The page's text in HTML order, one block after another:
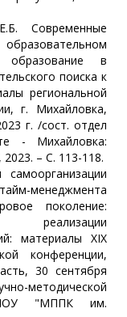
Современные
в
поиска к
региональной
г. Михайловка,
г. /сост. отдел
- Михайловка:
– С. 113-118.
менеджмента
поколение:
материалы XIX
конференции,
30 сентября
методической
"МППК им.